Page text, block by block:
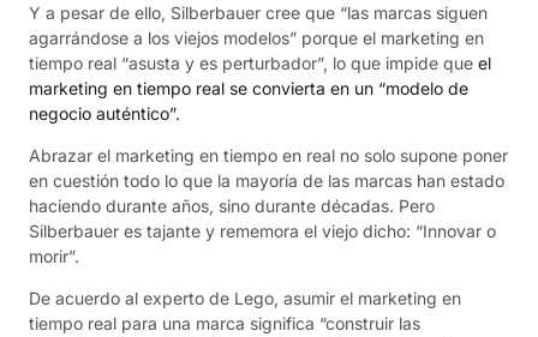
Y a pesar de ello, Silberbauer cree que “las marcas siguen
agarrándose a los viejos modelos” porque el marketing en
tiempo real “asusta y es perturbador”, lo que impide que el
marketing en tiempo real se convierta en un “modelo de
negocio auténtico”.
Abrazar el marketing en tiempo en real no solo supone poner
en cuestión todo lo que la mayoría de las marcas han estado
haciendo durante años, sino durante décadas. Pero
Silberbauer es tajante y rememora el viejo dicho: “Innovar o
morir”.
De acuerdo al experto de Lego, asumir el marketing en
tiempo real para una marca significa “construir las